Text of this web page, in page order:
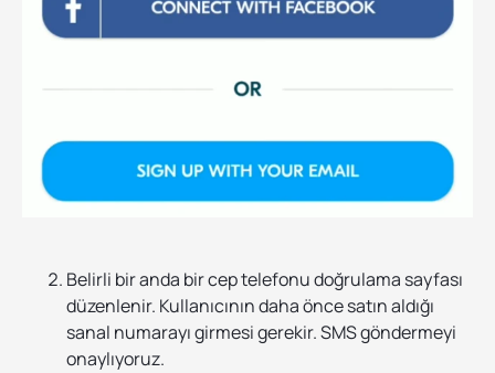
Belirli bir anda bir cep telefonu doğrulama sayfası
düzenlenir. Kullanıcının daha önce satın aldığı
sanal numarayı girmesi gerekir. SMS göndermeyi
onaylıyoruz.